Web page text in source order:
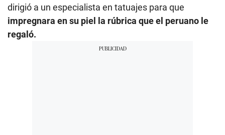
dirigió a un especialista en tatuajes para que
impregnara en su piel la rúbrica que el peruano le
regaló.